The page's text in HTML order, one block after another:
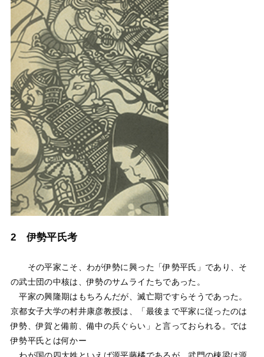
2 伊勢平氏考
その平家こそ、わが伊勢に興った「伊勢平氏」であり、そ
の武士団の中核は、伊勢のサムライたちであった。
平家の興隆期はもちろんだが、滅亡期ですらそうであった。
京都女子大学の村井康彦教授は、「最後まで平家に従ったのは
伊勢、伊賀と備前、備中の兵ぐらい」と言っておられる。では
伊勢平氏とは何かー
わが国の四大姓といえば源平藤橘であるが、武門の棟梁は源